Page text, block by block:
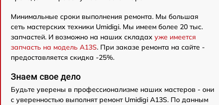
Минимальные сроки выполнения ремонта. Мы большая
сеть мастерских техники Umidigi. Мы имеем более 20 тыс.
запчастей. И возможно на наших складах уже имеется
запчасть на модель A13S. При заказе ремонта на сайте -
предоставляется скидка -25%.
Знаем свое дело
Будьте уверены в профессионализме наших мастеров - они
с уверенностью выполнят ремонт Umidigi A13S. По данным